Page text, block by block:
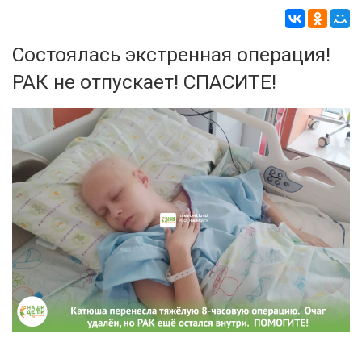
Состоялась экстренная операция!
РАК не отпускает! СПАСИТЕ!